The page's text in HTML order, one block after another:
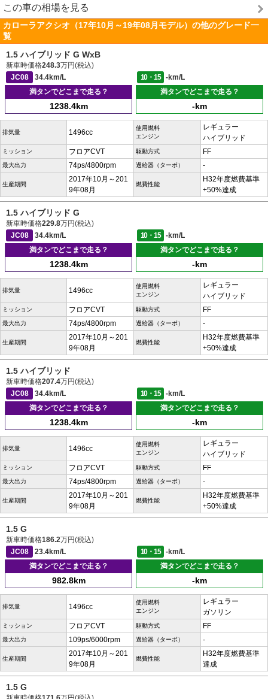
この車の相場を見る
カローラアクシオ（17年10月～19年08月モデル）の他のグレード一
覧
1.5 ハイブリッド G WxB
新車時価格248.3万円(税込)
JC08
34.4km/L 10・15
-km/L
満タンでどこまで走る？
1238.4km
満タンでどこまで走る？
-km
排気量 1496cc
使用燃料
エンジン
レギュラー
ハイブリッド
ミッション フロアCVT 駆動方式 FF
最大出力 74ps/4800rpm 過給器（ターボ） -
生産期間
2017年10月～201
9年08月
燃費性能
H32年度燃費基準
+50%達成
1.5 ハイブリッド G
新車時価格229.8万円(税込)
JC08
34.4km/L 10・15
-km/L
満タンでどこまで走る？
1238.4km
満タンでどこまで走る？
-km
排気量 1496cc
使用燃料
エンジン
レギュラー
ハイブリッド
ミッション フロアCVT 駆動方式 FF
最大出力 74ps/4800rpm 過給器（ターボ） -
生産期間
2017年10月～201
9年08月
燃費性能
H32年度燃費基準
+50%達成
1.5 ハイブリッド
新車時価格207.4万円(税込)
JC08
34.4km/L 10・15
-km/L
満タンでどこまで走る？
1238.4km
満タンでどこまで走る？
-km
排気量 1496cc
使用燃料
エンジン
レギュラー
ハイブリッド
ミッション フロアCVT 駆動方式 FF
最大出力 74ps/4800rpm 過給器（ターボ） -
生産期間
2017年10月～201
9年08月
燃費性能
H32年度燃費基準
+50%達成
1.5 G
新車時価格186.2万円(税込)
JC08
23.4km/L 10・15
-km/L
満タンでどこまで走る？
982.8km
満タンでどこまで走る？
-km
排気量 1496cc
使用燃料
エンジン
レギュラー
ガソリン
ミッション フロアCVT 駆動方式 FF
最大出力 109ps/6000rpm 過給器（ターボ） -
生産期間
2017年10月～201
9年08月
燃費性能
H32年度燃費基準
達成
1.5 G